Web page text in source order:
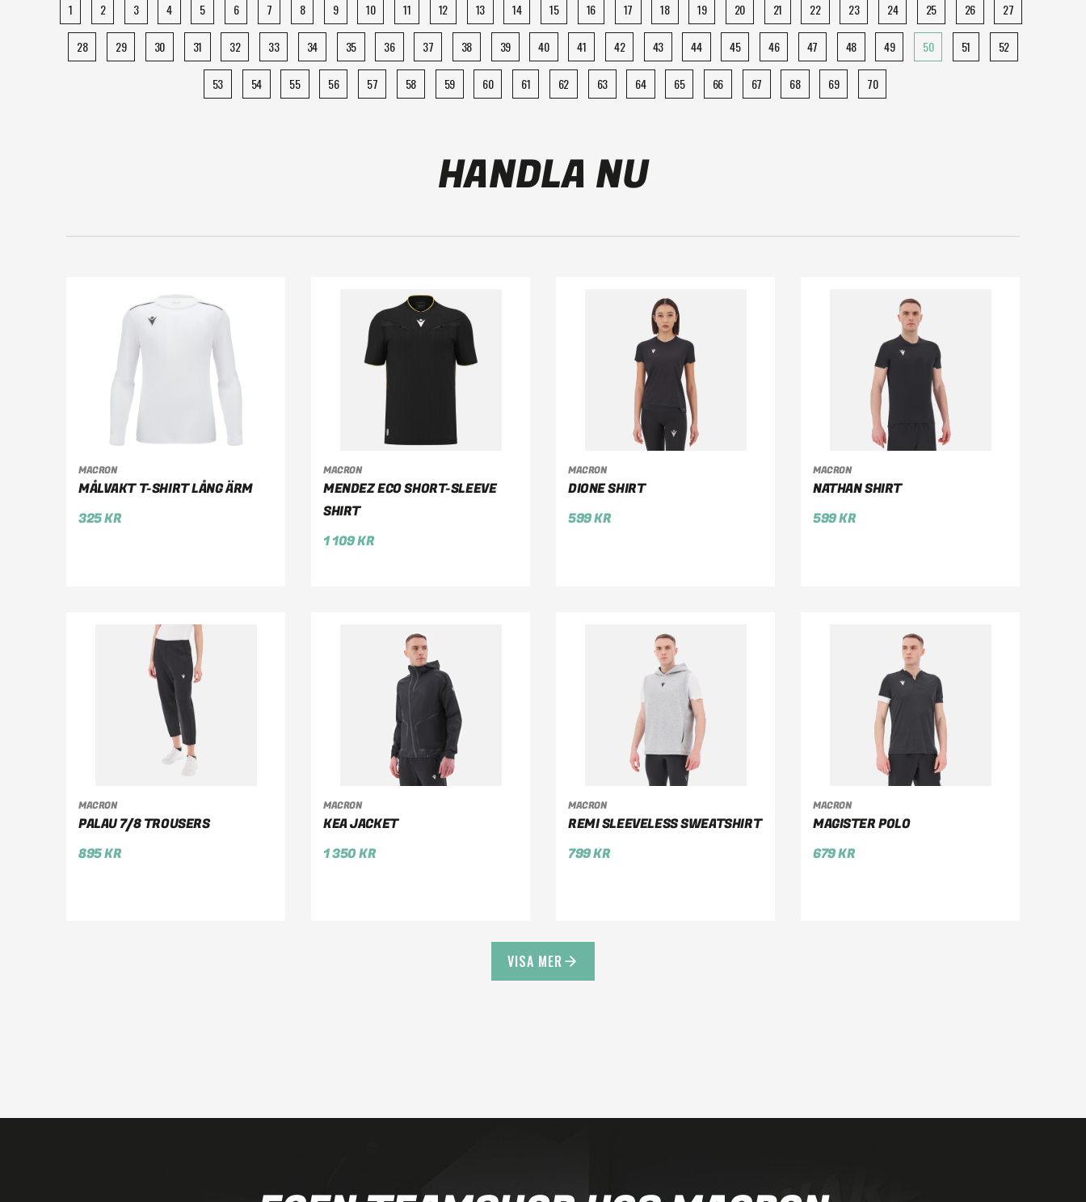
1 2 3 4 5 6 7 8 9 10 11 12 13 14 15 16 17 18 19 20 21 22 23 24 25 26 27
28 29 30 31 32 33 34 35 36 37 38 39 40 41 42 43 44 45 46 47 48 49 50 51 52
53 54 55 56 57 58 59 60 61 62 63 64 65 66 67 68 69 70
HANDLA NU
MACRON
MÅLVAKT T-SHIRT LÅNG ÄRM
325KR
VÄLJ ALTERNATIV
MACRON
MENDEZ ECO SHORT-SLEEVE
SHIRT
1 109KR
VÄLJ ALTERNATIV
MACRON
DIONE SHIRT
599KR
VÄLJ ALTERNATIV
MACRON
NATHAN SHIRT
599KR
VÄLJ ALTERNATIV
MACRON
PALAU 7/8 TROUSERS
895KR
VÄLJ ALTERNATIV
MACRON
KEA JACKET
1 350KR
VÄLJ ALTERNATIV
MACRON
REMI SLEEVELESS SWEATSHIRT
799KR
VÄLJ ALTERNATIV
MACRON
MAGISTER POLO
679KR
VÄLJ ALTERNATIV
VISA MER